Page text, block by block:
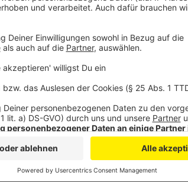
Anzeige
Bad Münstereifels Bürgermeisterin Preiser-
etliche Unwägbarkeiten mit sich bringt. "Als
ich aus Erfahrung, dass Pläne immer wieder
Nichtsdestotrotz sei es ärgerlich, dass die
verschoben wird, sagt Preiser-Marian:
Bahnanbindung wichtig, da viele Gäste die
Einschränkungen des Pendlerverkehrs,
Stadtchefin will sich dafür einsetzen, dass
neuen Schuljahr besser klappt.